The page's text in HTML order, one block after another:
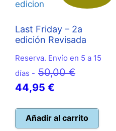
Last Friday – 2a
edición Revisada
Reserva. Envío en 5 a 15
días - 50,00€El
era:
44,95 €
actual
Añadir al carrito